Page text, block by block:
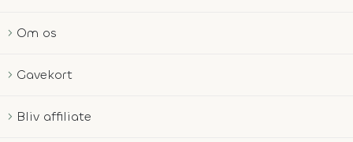
Om os
Gavekort
Bliv affiliate